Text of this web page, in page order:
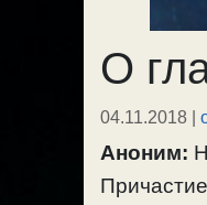
О
04.11.2018 |
Аноним: